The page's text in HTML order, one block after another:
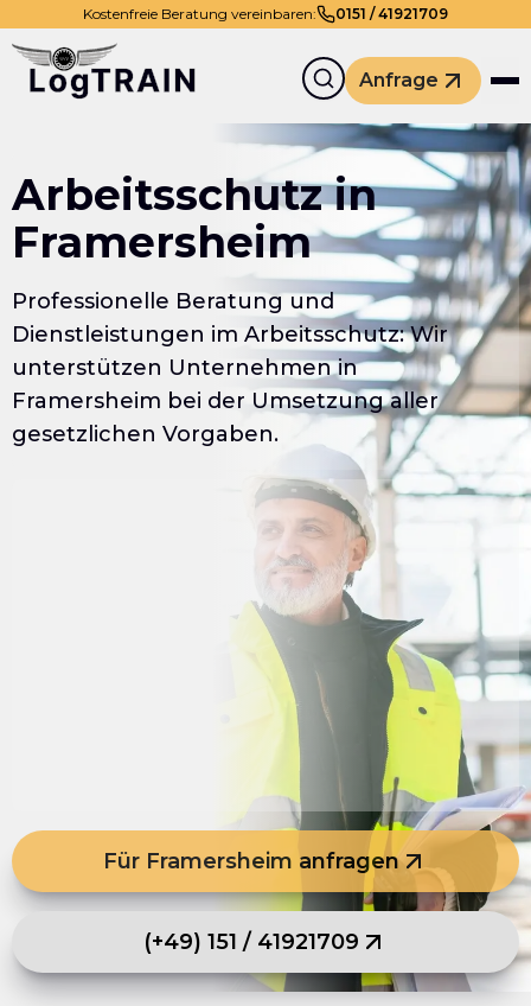
Kostenfreie Beratung vereinbaren: 0151 /41921709
Anfrage
Arbeitsschutz in
Framersheim
Professionelle Beratung und
Dienstleistungen im Arbeitsschutz: Wir
unterstützen Unternehmen in
Framersheim bei der Umsetzung aller
gesetzlichen Vorgaben.
Für Framersheim anfragen
(+49) 151 / 41921709